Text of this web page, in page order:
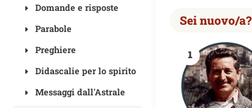
Domande e risposte
Parabole
Preghiere
Didascalie per lo spirito
Messaggi dall'Astrale
Sei nuovo/a?